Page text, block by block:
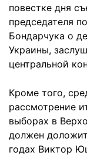
повестке дня
председателя
Бондарчука о
Украины,
центральной
Кроме того,
рассмотрение
выборах в
должен
годах Виктор